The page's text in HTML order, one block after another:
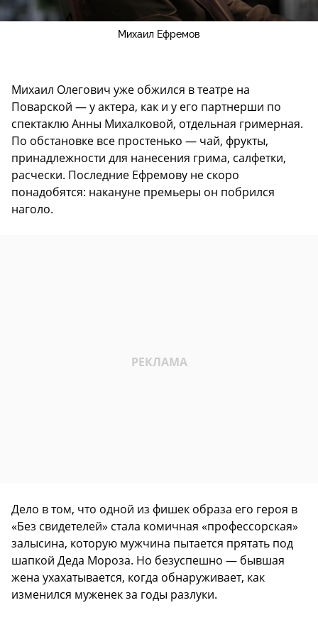
Михаил Ефремов
Михаил Олегович уже обжился в театре на
Поварской — у актера, как и у его партнерши по
спектаклю Анны Михалковой, отдельная гримерная.
По обстановке все простенько — чай, фрукты,
принадлежности для нанесения грима, салфетки,
расчески. Последние Ефремову не скоро
понадобятся: накануне премьеры он побрился
наголо.
Дело в том, что одной из фишек образа его героя в
«Без свидетелей» стала комичная «профессорская»
залысина, которую мужчина пытается прятать под
шапкой Деда Мороза. Но безуспешно — бывшая
жена ухахатывается, когда обнаруживает, как
изменился муженек за годы разлуки.